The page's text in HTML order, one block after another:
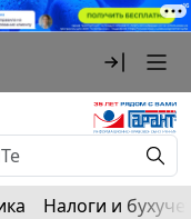
Налоги и